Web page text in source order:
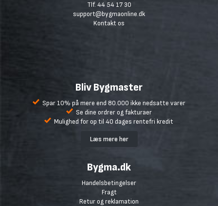
Tlf. 44 54 17 30
support@bygmaonline.dk
Kontakt os
Bliv Bygmaster
Spar 10% på mere end 80.000 ikke nedsatte varer
Se dine ordrer og fakturaer
Mulighed for op til 40 dages rentefri kredit
Læs mere her
Bygma.dk
Handelsbetingelser
Fragt
Retur og reklamation